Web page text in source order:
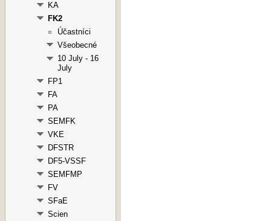
KA
FK2
Účastníci
Všeobecné
10 July - 16
July
FP1
FA
PA
SEMFK
VKE
DFSTR
DF5-VSSF
SEMFMP
FV
SFaE
Scien